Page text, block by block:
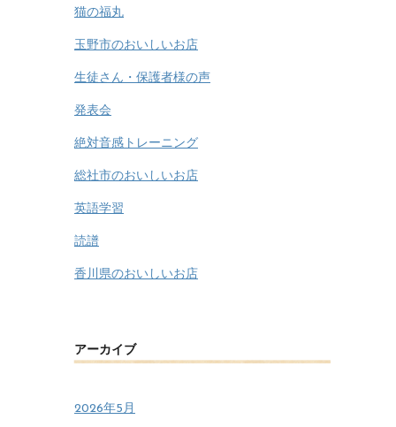
猫の福丸
玉野市のおいしいお店
生徒さん・保護者様の声
発表会
絶対音感トレーニング
総社市のおいしいお店
英語学習
読譜
香川県のおいしいお店
アーカイブ
2026年5月